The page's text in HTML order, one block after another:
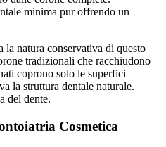
minima pur offrendo un
natura conservativa di questo
tradizionali che racchiudono
coprono solo le superfici
la struttura dentale naturale.
del dente.
Cosmetica